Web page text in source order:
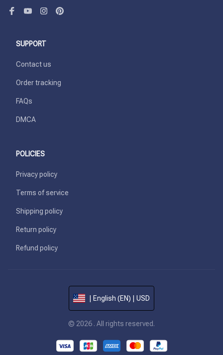
SUPPORT
Contact us
Order tracking
FAQs
DMCA
POLICIES
Privacy policy
Terms of service
Shipping policy
Return policy
Refund policy
| English (EN) | USD
© 2026 . All rights reserved.